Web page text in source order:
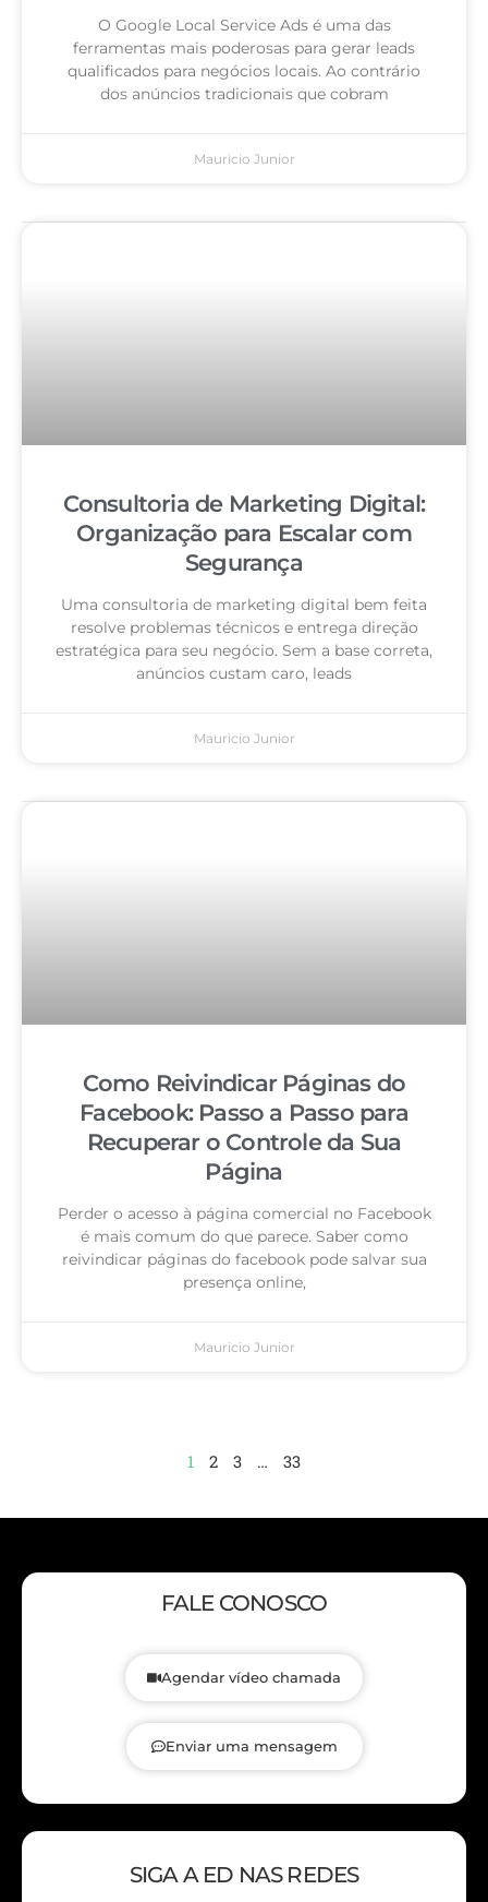
O Google Local Service Ads é uma das
ferramentas mais poderosas para gerar leads
qualificados para negócios locais. Ao contrário
dos anúncios tradicionais que cobram
Mauricio Junior
Consultoria de Marketing Digital:
Organização para Escalar com
Segurança
Uma consultoria de marketing digital bem feita
resolve problemas técnicos e entrega direção
estratégica para seu negócio. Sem a base correta,
anúncios custam caro, leads
Mauricio Junior
Como Reivindicar Páginas do
Facebook: Passo a Passo para
Recuperar o Controle da Sua
Página
Perder o acesso à página comercial no Facebook
é mais comum do que parece. Saber como
reivindicar páginas do facebook pode salvar sua
presença online,
Mauricio Junior
1 2 3 … 33
FALE CONOSCO
Agendar vídeo chamada
Enviar uma mensagem
SIGA A ED NAS REDES